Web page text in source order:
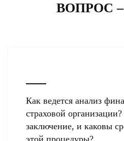
ВОПРОС
Как ведется анализ
страховой
заключение, и каковы
этой процедуры?